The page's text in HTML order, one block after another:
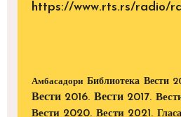
https://www.rts.rs/radio/
Амбасадори Библиотека Вести
Вести 2016. Вести 2017.
Вести 2020. Вести 2021.